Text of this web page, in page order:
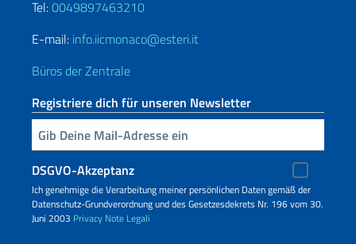
Tel:0049897463210
E-mail: info.iicmonaco@esteri.it
Büros der Zentrale
Registriere dich für unseren Newsletter
Geben Sie Ihre E-Mail ein
DSGVO-Akzeptanz
Ich genehmige die Verarbeitung meiner persönlichen Daten gemäß der
Datenschutz-Grundverordnung und des Gesetzesdekrets Nr. 196 vom 30.
Juni 2003 Privacy Note Legali